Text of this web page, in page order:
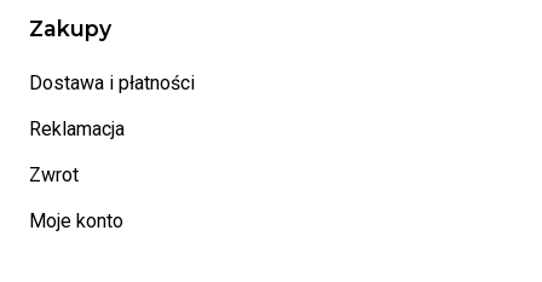
Zakupy
Dostawa i płatności
Reklamacja
Zwrot
Moje konto